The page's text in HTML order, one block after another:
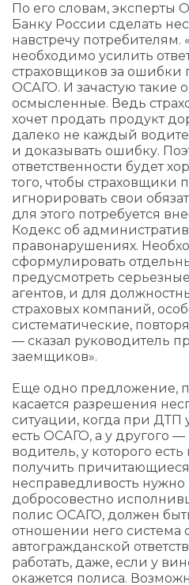
По его словам,
Банку России сделать
навстречу потребителям.
необходимо усилить
страховщиков за ошибки
ОСАГО. И зачастую такие
осмысленные. Ведь
хочет продать продукт
далеко не каждый
и доказывать ошибку.
ответственности будет
того, чтобы страховщики
игнорировать свои
для этого потребуется
Кодекс об
правонарушениях.
сформулировать
предусмотреть
агентов, и для
страховых компаний,
систематические,
— сказал руководитель
заемщиков».
Еще одно предложение,
касается разрешения
ситуации, когда при ДТП
есть ОСАГО, а у другого —
водитель, у которого
получить причитающиеся
несправедливость
добросовестно
полис ОСАГО, должен
отношении него система
автогражданской
работать, даже, если у
окажется полиса.